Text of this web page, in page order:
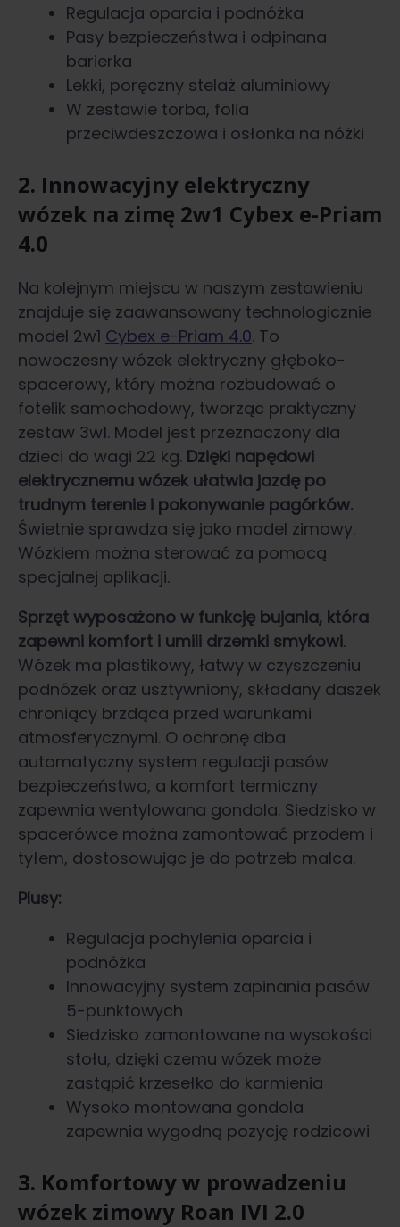
Regulacja oparcia i podnóżka
Pasy bezpieczeństwa i odpinana
barierka
Lekki, poręczny stelaż aluminiowy
W zestawie torba, folia
przeciwdeszczowa i osłonka na nóżki
2. Innowacyjny elektryczny
wózek na zimę 2w1 Cybex e-Priam
4.0
Na kolejnym miejscu w naszym zestawieniu
znajduje się zaawansowany technologicznie
model 2w1 Cybex e-Priam 4.0. To
nowoczesny wózek elektryczny głęboko-
spacerowy, który można rozbudować o
fotelik samochodowy, tworząc praktyczny
zestaw 3w1. Model jest przeznaczony dla
dzieci do wagi 22 kg. Dzięki napędowi
elektrycznemu wózek ułatwia jazdę po
trudnym terenie i pokonywanie pagórków.
Świetnie sprawdza się jako model zimowy.
Wózkiem można sterować za pomocą
specjalnej aplikacji.
Sprzęt wyposażono w funkcję bujania, która
zapewni komfort i umili drzemki smykowi.
Wózek ma plastikowy, łatwy w czyszczeniu
podnóżek oraz usztywniony, składany daszek
chroniący brzdąca przed warunkami
atmosferycznymi. O ochronę dba
automatyczny system regulacji pasów
bezpieczeństwa, a komfort termiczny
zapewnia wentylowana gondola. Siedzisko w
spacerówce można zamontować przodem i
tyłem, dostosowując je do potrzeb malca.
Plusy:
Regulacja pochylenia oparcia i
podnóżka
Innowacyjny system zapinania pasów
5-punktowych
Siedzisko zamontowane na wysokości
stołu, dzięki czemu wózek może
zastąpić krzesełko do karmienia
Wysoko montowana gondola
zapewnia wygodną pozycję rodzicowi
3. Komfortowy w prowadzeniu
wózek zimowy Roan IVI 2.0